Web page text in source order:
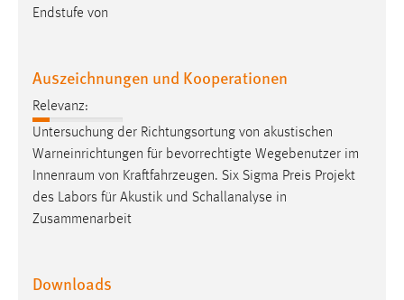
Endstufe von
Auszeichnungen und Kooperationen
Relevanz:
Untersuchung der Richtungsortung von akustischen
Warneinrichtungen für bevorrechtigte Wegebenutzer im
Innenraum von Kraftfahrzeugen. Six Sigma Preis Projekt
des Labors für Akustik und Schallanalyse in
Zusammenarbeit
Downloads